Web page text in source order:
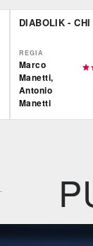
DIABOLIK -
REGIA
Marco
Manetti,
Antonio
Manetti